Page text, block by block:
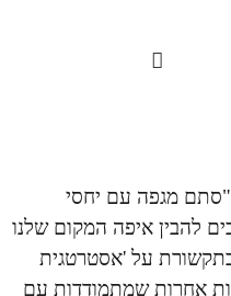
"סתם מגפה עם יחסי
להבין איפה המקום שלנו
על 'אסטרטגית
אחרות שמתמודדות עם